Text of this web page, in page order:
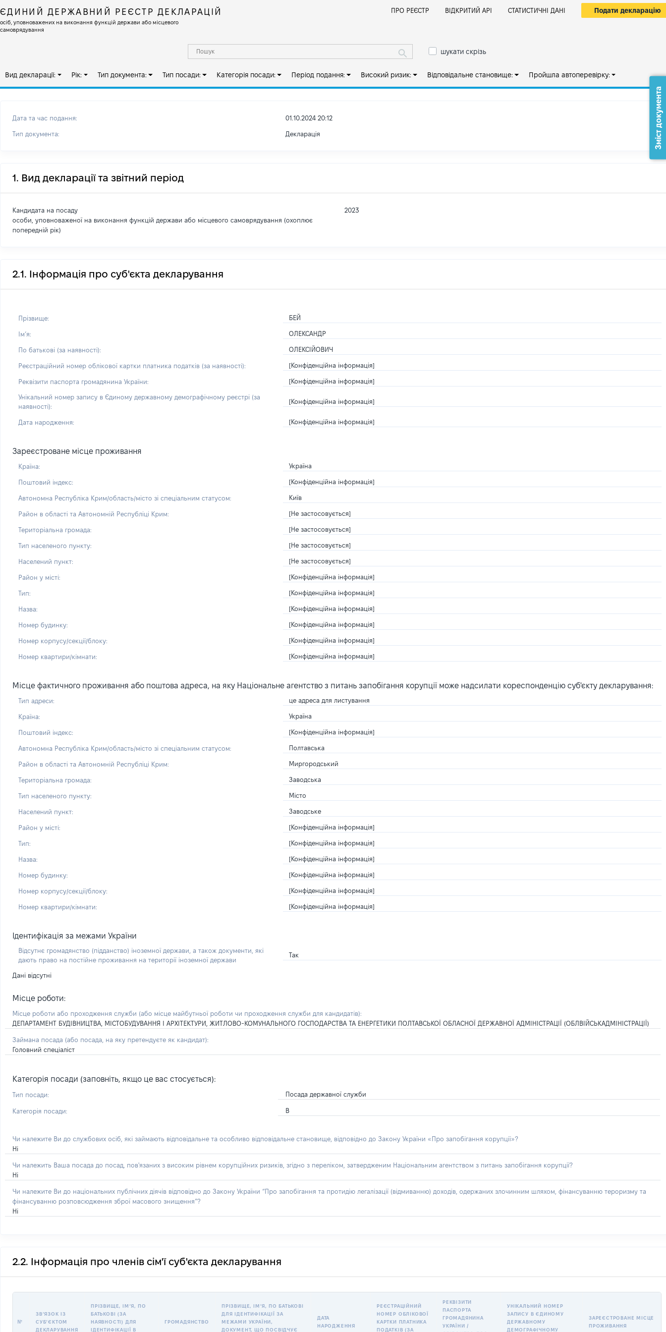
ЄДИНИЙ ДЕРЖАВНИЙ РЕЄСТР ДЕКЛАРАЦІЙ
осіб, уповноважених на виконання функцій держави або місцевого
самоврядування
ПРО РЕЄСТР ВІДКРИТИЙ АРІ СТАТИСТИЧНІ ДАНІ Подати декларацію
шукати скрізь
Вид декларації: Рік: Тип документа: Тип посади: Категорія посади: Період подання: Високий ризик: Відповідальне становище: Пройшла автоперевірку:
Дата та час подання: 01.10.2024 20:12
Тип документа: Декларація
1. Вид декларації та звітний період
Кандидата на посаду
особи, уповноваженої на виконання функцій держави або місцевого самоврядування (охоплює
попередній рік)
2023
2.1. Інформація про суб'єкта декларування
Прізвище: БЕЙ
Імʼя: ОЛЕКСАНДР
По батькові (за наявності): ОЛЕКСІЙОВИЧ
Реєстраційний номер облікової картки платника податків (за наявності): [Конфіденційна інформація]
Реквізити паспорта громадянина України: [Конфіденційна інформація]
Унікальний номер запису в Єдиному державному демографічному реєстрі (за
наявності):
[Конфіденційна інформація]
Дата народження: [Конфіденційна інформація]
Зареєстроване місце проживання
Країна: Україна
Поштовий індекс: [Конфіденційна інформація]
Автономна Республіка Крим/область/місто зі спеціальним статусом: Київ
Район в області та Автономній Республіці Крим: [Не застосовується]
Територіальна громада: [Не застосовується]
Тип населеного пункту: [Не застосовується]
Населений пункт: [Не застосовується]
Район у місті: [Конфіденційна інформація]
Тип: [Конфіденційна інформація]
Назва: [Конфіденційна інформація]
Номер будинку: [Конфіденційна інформація]
Номер корпусу/секції/блоку: [Конфіденційна інформація]
Номер квартири/кімнати: [Конфіденційна інформація]
Місце фактичного проживання або поштова адреса, на яку Національне агентство з питань запобігання корупції може надсилати кореспонденцію суб'єкту декларування:
Тип адреси: це адреса для листування
Країна: Україна
Поштовий індекс: [Конфіденційна інформація]
Автономна Республіка Крим/область/місто зі спеціальним статусом: Полтавська
Район в області та Автономній Республіці Крим: Миргородський
Територіальна громада: Заводська
Тип населеного пункту: Місто
Населений пункт: Заводське
Район у місті: [Конфіденційна інформація]
Тип: [Конфіденційна інформація]
Назва: [Конфіденційна інформація]
Номер будинку: [Конфіденційна інформація]
Номер корпусу/секції/блоку: [Конфіденційна інформація]
Номер квартири/кімнати: [Конфіденційна інформація]
Ідентифікація за межами України
Відсутнє громадянство (підданство) іноземної держави, а також документи, які
дають право на постійне проживання на території іноземної держави
Так
Дані відсутні
Місце роботи:
Місце роботи або проходження служби (або місце майбутньої роботи чи проходження служби для кандидатів):
ДЕПАРТАМЕНТ БУДІВНИЦТВА, МІСТОБУДУВАННЯ І АРХІТЕКТУРИ, ЖИТЛОВО-КОМУНАЛЬНОГО ГОСПОДАРСТВА ТА ЕНЕРГЕТИКИ ПОЛТАВСЬКОЇ ОБЛАСНОЇ ДЕРЖАВНОЇ АДМІНІСТРАЦІЇ (ОБЛВІЙСЬКАДМІНІСТРАЦІЇ)
Займана посада (або посада, на яку претендуєте як кандидат):
Головний спеціаліст
Категорія посади (заповніть, якщо це вас стосується):
Тип посади: Посада державної служби
Категорія посади: В
Чи належите Ви до службових осіб, які займають відповідальне та особливо відповідальне становище, відповідно до Закону України «Про запобігання корупції»?
Ні
Чи належить Ваша посада до посад, пов'язаних з високим рівнем корупційних ризиків, згідно з переліком, затвердженим Національним агентством з питань запобігання корупції?
Ні
Чи належите Ви до національних публічних діячів відповідно до Закону України “Про запобігання та протидію легалізації (відмиванню) доходів, одержаних злочинним шляхом, фінансуванню тероризму та
фінансуванню розповсюдження зброї масового знищення”?
Ні
2.2. Інформація про членів сім'ї суб'єкта декларування
№
ЗВʼЯЗОК ІЗ
СУБʼЄКТОМ
ДЕКЛАРУВАННЯ
ПРІЗВИЩЕ, ІМʼЯ, ПО
БАТЬКОВІ (ЗА
НАЯВНОСТІ) ДЛЯ
ІДЕНТИФІКАЦІЇ В
ГРОМАДЯНСТВО
ПРІЗВИЩЕ, ІМʼЯ, ПО БАТЬКОВІ
ДЛЯ ІДЕНТИФІКАЦІЇ ЗА
МЕЖАМИ УКРАЇНИ,
ДОКУМЕНТ, ЩО ПОСВІДЧУЄ
ДАТА
НАРОДЖЕННЯ
РЕЄСТРАЦІЙНИЙ
НОМЕР ОБЛІКОВОЇ
КАРТКИ ПЛАТНИКА
ПОДАТКІВ (ЗА
РЕКВІЗИТИ
ПАСПОРТА
ГРОМАДЯНИНА
УКРАЇНИ /
УНІКАЛЬНИЙ НОМЕР
ЗАПИСУ В ЄДИНОМУ
ДЕРЖАВНОМУ
ДЕМОГРАФІЧНОМУ
ЗАРЕЄСТРОВАНЕ МІСЦЕ
ПРОЖИВАННЯ
Зміст документа